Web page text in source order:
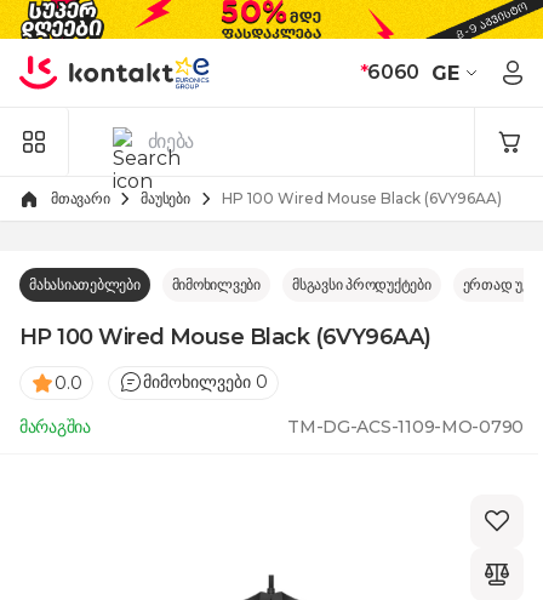
Skip to Content
*6060 GE
მთავარი მაუსები HP 100 Wired Mouse Black (6VY96AA)
მახასიათებლები მიმოხილვები მსგავსი პროდუქტები ერთად
HP 100 Wired Mouse Black (6VY96AA)
0.0 მიმოხილვები 0
მარაგშია TM-DG-ACS-1109-MO-0790